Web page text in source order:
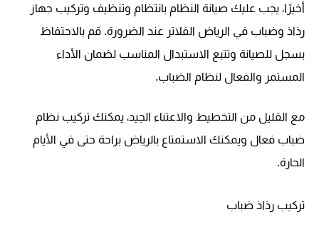
أخيرًا، يجب عليك صيانة النظام بانتظام وتنظيف وتركيب جهاز
رذاذ وضباب في الرياض الفلاتر عند الضرورة. قم بالاحتفاظ
بسجل للصيانة وتتبع الاستبدال المناسب لضمان الأداء
المستمر والفعال لنظام الضباب.
مع القليل من التخطيط والاعتناء الجيد، يمكنك تركيب نظام
ضباب فعال ويمكنك الاستمتاع بالرياض براحة حتى في الأيام
الحارة.
تركيب رذاذ ضباب